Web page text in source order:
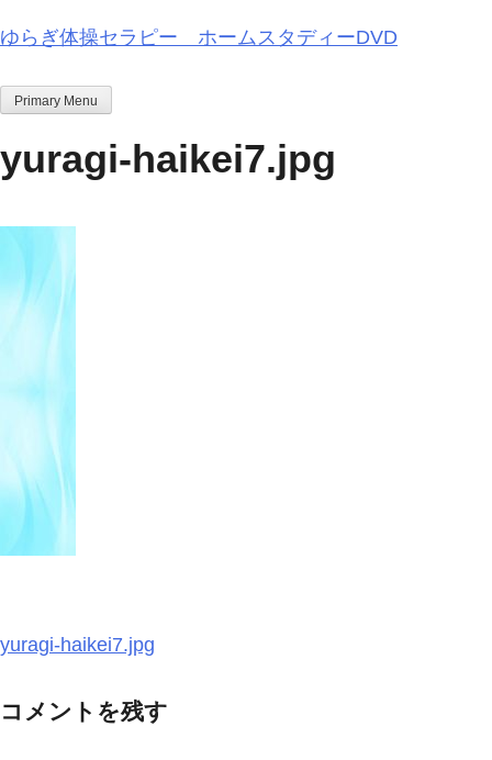
to
content
ゆらぎ体操セラピー ホームスタディーDVD
Primary Menu
yuragi-haikei7.jpg
投
ナ
yuragi-haikei7.jpg
コメントを残す